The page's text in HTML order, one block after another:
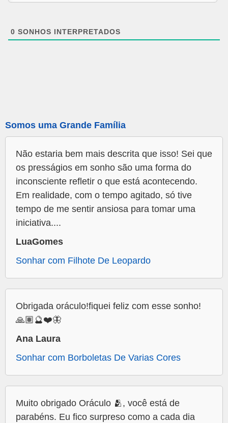
0 SONHOS INTERPRETADOS
Somos uma Grande Família
Não estaria bem mais descrita que isso! Sei que
os presságios em sonho são uma forma do
inconsciente refletir o que está acontecendo.
Em realidade, com o tempo agitado, só tive
tempo de me sentir ansiosa para tomar uma
iniciativa....
LuaGomes
Sonhar com Filhote De Leopardo
Obrigada oráculo!fiquei feliz com esse sonho!
🙏🏽🔮❤️🦋
Ana Laura
Sonhar com Borboletas De Varias Cores
Muito obrigado Oráculo 🫂, você está de
parabéns. Eu fico surpreso como a cada dia